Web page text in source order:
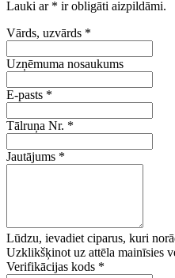
Lauki ar * ir obligāti aizpildāmi.
Vārds, uzvārds *
Uzņēmuma nosaukums
E-pasts *
Tālruņa Nr. *
Jautājums *
Lūdzu, ievadiet ciparus, kuri
Uzklikšķinot uz attēla mainīsies
Verifikācijas kods *